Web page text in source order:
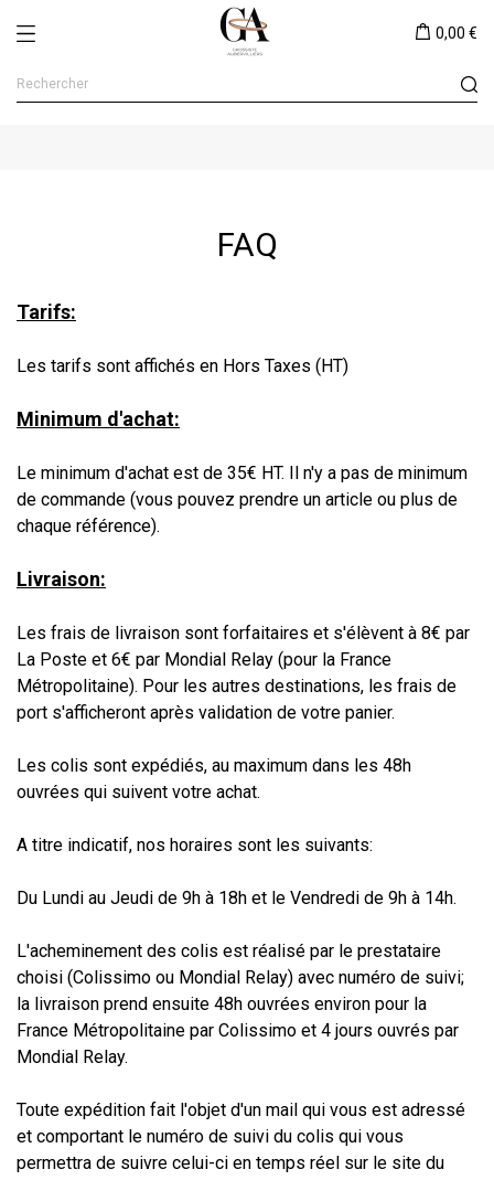
0,00 €
FAQ
Tarifs:
Les tarifs sont affichés en Hors Taxes (HT)
Minimum d'achat:
Le minimum d'achat est de 35€ HT. Il n'y a pas de minimum
de commande (vous pouvez prendre un article ou plus de
chaque référence).
Livraison:
Les frais de livraison sont forfaitaires et s'élèvent à 8€ par
La Poste et 6€ par Mondial Relay (pour la France
Métropolitaine). Pour les autres destinations, les frais de
port s'afficheront après validation de votre panier.
Les colis sont expédiés, au maximum dans les 48h
ouvrées qui suivent votre achat.
A titre indicatif, nos horaires sont les suivants:
Du Lundi au Jeudi de 9h à 18h et le Vendredi de 9h à 14h.
L'acheminement des colis est réalisé par le prestataire
choisi (Colissimo ou Mondial Relay) avec numéro de suivi;
la livraison prend ensuite 48h ouvrées environ pour la
France Métropolitaine par Colissimo et 4 jours ouvrés par
Mondial Relay.
Toute expédition fait l'objet d'un mail qui vous est adressé
et comportant le numéro de suivi du colis qui vous
permettra de suivre celui-ci en temps réel sur le site du